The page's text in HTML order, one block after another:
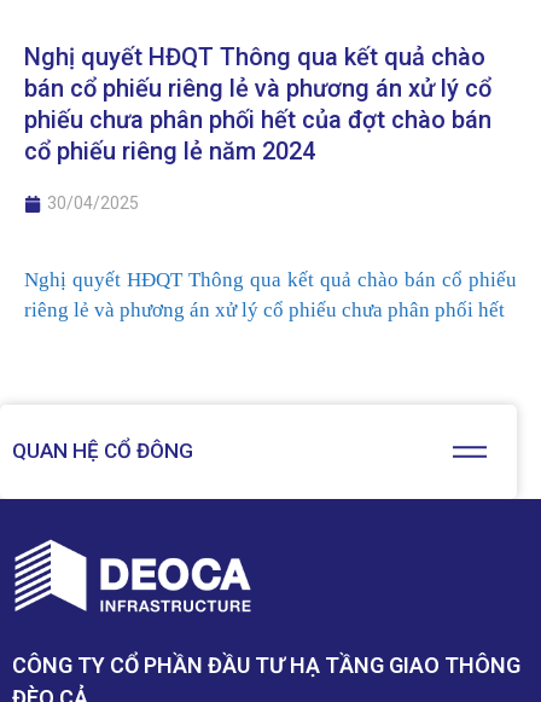
QUAN HỆ CỔ ĐÔNG
Nghị quyết HĐQT Thông qua kết quả chào
bán cổ phiếu riêng lẻ và phương án xử lý cổ
phiếu chưa phân phối hết của đợt chào bán
cổ phiếu riêng lẻ năm 2024
30/04/2025
Nghị quyết HĐQT Thông qua kết quả chào bán cổ phiếu
riêng lẻ và phương án xử lý cổ phiếu chưa phân phối hết
CÔNG TY CỔ PHẦN ĐẦU TƯ HẠ TẦNG GIAO THÔNG